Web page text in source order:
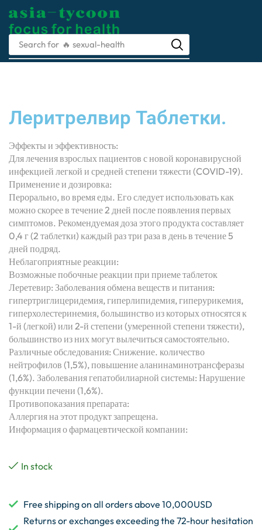
Search for 🔥 prescription
Леритрелвир Таблетки.
Эффекты и эффективность:
Для лечения взрослых пациентов с новой коронавирусной
инфекцией легкой и средней степени тяжести (COVID-19).
Применение и дозировка:
Перорально, во время еды. Его следует использовать как
можно скорее в течение 2 дней после появления первых
симптомов. Рекомендуемая доза этого продукта составляет
0,4 г (2 таблетки) каждый раз три раза в день в течение 5
дней подряд.
Неблагоприятные реакции:
Возможные побочные реакции при приеме таблеток
Леретевир: Заболевания обмена веществ и питания:
гипертриглицеридемия, гиперлипидемия, гиперурикемия,
гиперхолестеринемия, большинство из которых относятся к
1-й (легкой) или 2-й степени (умеренной степени тяжести),
большинство из них могут вылечиться самостоятельно.
Различные обследования: Снижение. количество
нейтрофилов (1,5%), повышение аланинаминотрансферазы
(1,6%). Заболевания гепатобилиарной системы: Нарушение
функции печени (1,6%).
Противопоказания препарата:
Аллергия на этот продукт запрещена.
Информация о фармацевтической компании:
In stock
Free shipping on all orders above 10,000USD
Returns or exchanges exceeding the 72-hour hesitation